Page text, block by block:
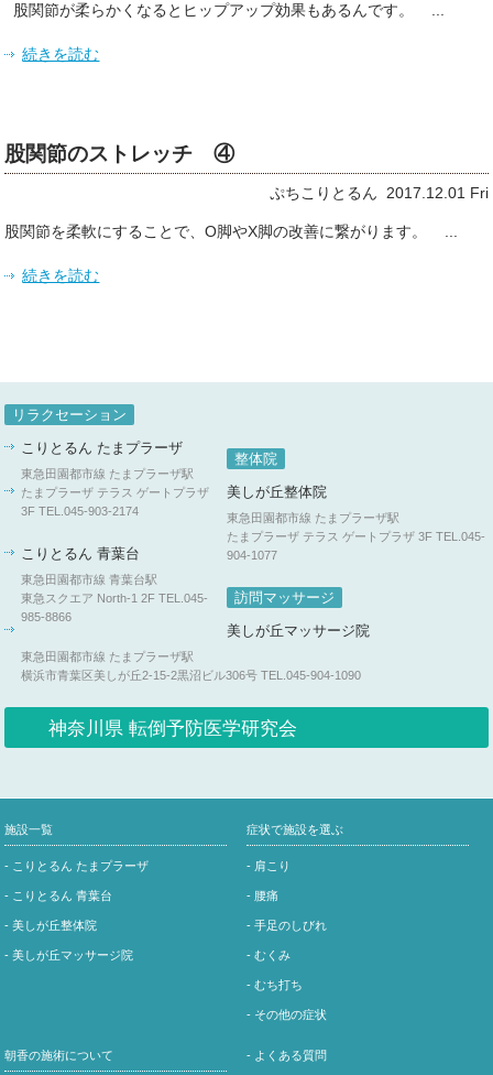
股関節が柔らかくなるとヒップアップ効果もあるんです。 ...
続きを読む
股関節のストレッチ ④
ぷちこりとるん 2017.12.01 Fri
股関節を柔軟にすることで、O脚やX脚の改善に繋がります。 ...
続きを読む
リラクセーション
こりとるん たまプラーザ
東急田園都市線 たまプラーザ駅
たまプラーザ テラス ゲートプラザ
3FTEL.045-903-2174
こりとるん 青葉台
東急田園都市線 青葉台駅
東急スクエア North-1 2FTEL.045-
985-8866
整体院
美しが丘整体院
東急田園都市線 たまプラーザ駅
たまプラーザ テラス ゲートプラザ 3F TEL.045-
904-1077
訪問マッサージ
美しが丘マッサージ院
東急田園都市線 たまプラーザ駅
横浜市青葉区美しが丘2-15-2黒沼ビル306号 TEL.045-904-1090
神奈川県 転倒予防医学研究会
施設一覧
- こりとるん たまプラーザ
- こりとるん 青葉台
- 美しが丘整体院
- 美しが丘マッサージ院
症状で施設を選ぶ
- 肩こり
- 腰痛
- 手足のしびれ
- むくみ
- むち打ち
- その他の症状
朝香の施術について - よくある質問